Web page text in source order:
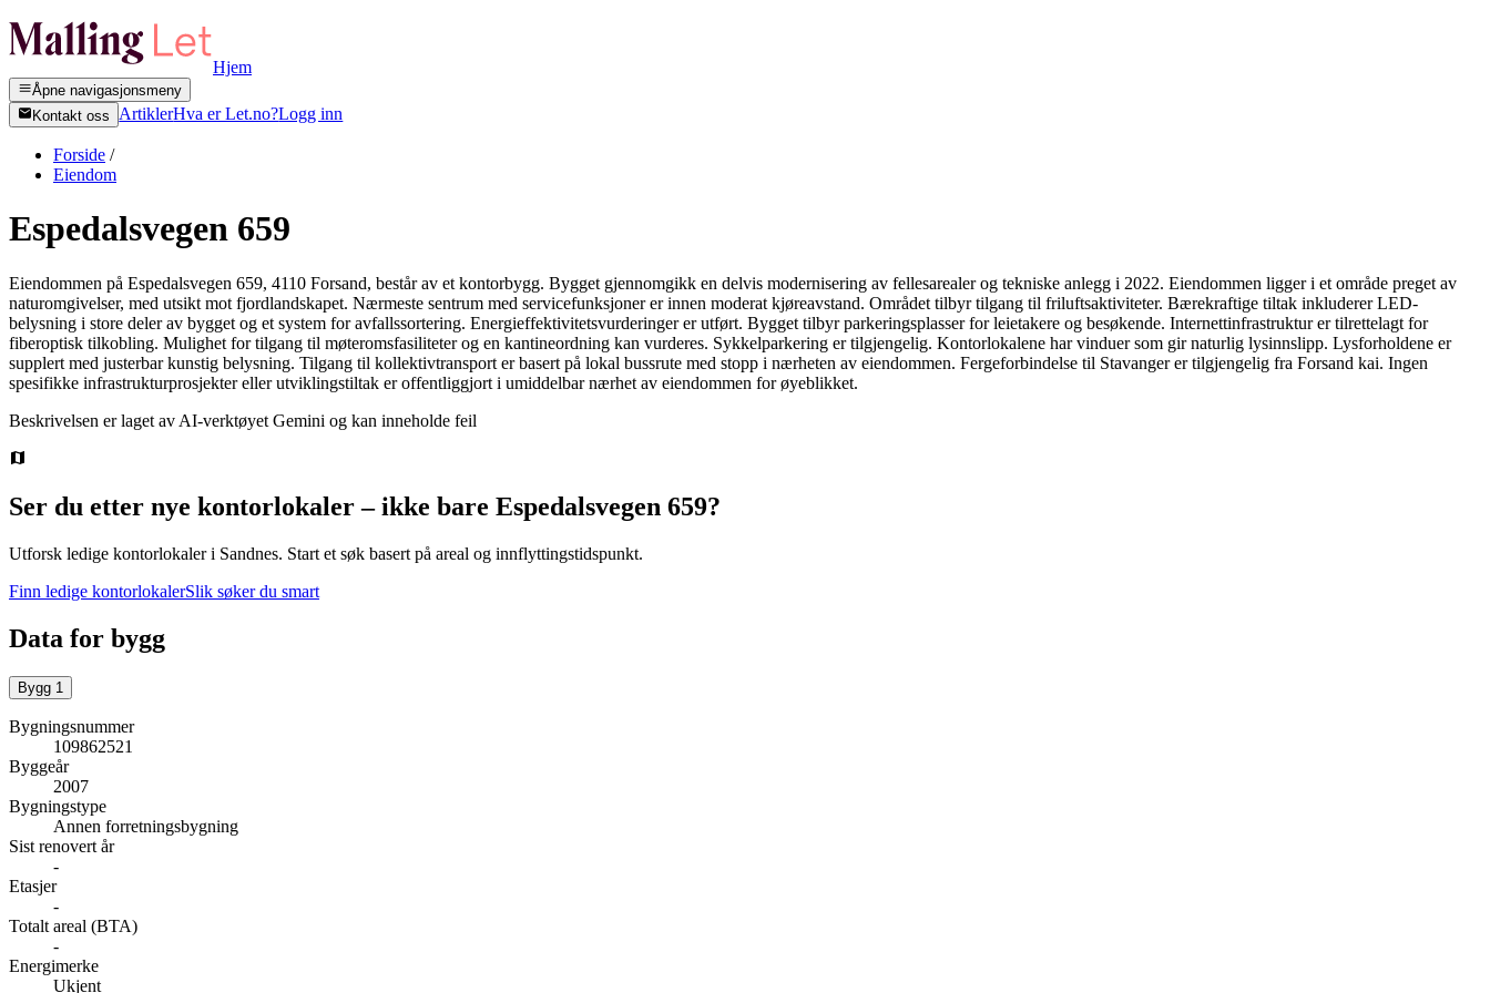
Hjem
Åpne navigasjonsmeny
Kontakt oss
ArtiklerHva er Let.no?Logg inn
Forside /
Eiendom
Espedalsvegen 659
Eiendommen på Espedalsvegen 659, 4110 Forsand, består av et kontorbygg. Bygget gjennomgikk en delvis modernisering av fellesarealer og tekniske anlegg i 2022. Eiendommen ligger i et område preget av
naturomgivelser, med utsikt mot fjordlandskapet. Nærmeste sentrum med servicefunksjoner er innen moderat kjøreavstand. Området tilbyr tilgang til friluftsaktiviteter. Bærekraftige tiltak inkluderer LED-
belysning i store deler av bygget og et system for avfallssortering. Energieffektivitetsvurderinger er utført. Bygget tilbyr parkeringsplasser for leietakere og besøkende. Internettinfrastruktur er tilrettelagt for
fiberoptisk tilkobling. Mulighet for tilgang til møteromsfasiliteter og en kantineordning kan vurderes. Sykkelparkering er tilgjengelig. Kontorlokalene har vinduer som gir naturlig lysinnslipp. Lysforholdene er
supplert med justerbar kunstig belysning. Tilgang til kollektivtransport er basert på lokal bussrute med stopp i nærheten av eiendommen. Fergeforbindelse til Stavanger er tilgjengelig fra Forsand kai. Ingen
spesifikke infrastrukturprosjekter eller utviklingstiltak er offentliggjort i umiddelbar nærhet av eiendommen for øyeblikket.
Beskrivelsen er laget av AI-verktøyet Gemini og kan inneholde feil
Ser du etter nye kontorlokaler – ikke bare Espedalsvegen 659?
Utforsk ledige kontorlokaler i Sandnes. Start et søk basert på areal og innflyttingstidspunkt.
Finn ledige kontorlokalerSlik søker du smart
Data for bygg
Bygg 1
Bygningsnummer
109862521
Byggeår
2007
Bygningstype
Annen forretningsbygning
Sist renovert år
-
Etasjer
-
Totalt areal (BTA)
-
Energimerke
Ukjent